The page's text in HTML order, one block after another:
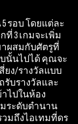
5 รอบ โดยแต่ละ
ที่ 3 เกมจะเพิ่ม
ผสมกับศัตรูที่
นั้นไปได้ คุณจะ
ยง/รางวัลแบบ
บรางวัลและ
ไปในห้อง
ระดับตำนาน
วมถึงไอเทมที่ดร